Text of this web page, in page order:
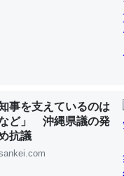
シウム分はエビの600分
究発表】昆虫学の大問題＝「昆
はカルシウムも酸素も不
拮抗してるのでは」とあ
ブトガニ・ウミグモ）は
事を支えているのは
ど」 沖縄県議の発
抗議